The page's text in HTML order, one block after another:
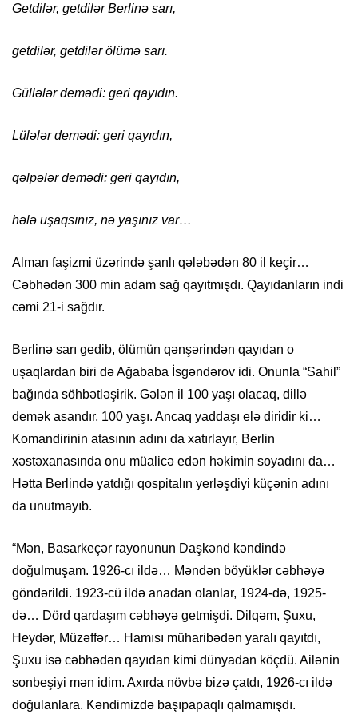
Getdilər, getdilər Berlinə sarı,
getdilər, getdilər ölümə sarı.
Güllələr demədi: geri qayıdın.
Lülələr demədi: geri qayıdın,
qəlpələr demədi: geri qayıdın,
hələ uşaqsınız, nə yaşınız var…
Alman faşizmi üzərində şanlı qələbədən 80 il keçir…
Cəbhədən 300 min adam sağ qayıtmışdı. Qayıdanların indi
cəmi 21-i sağdır.
Berlinə sarı gedib, ölümün qənşərindən qayıdan o
uşaqlardan biri də Ağababa İsgəndərov idi. Onunla “Sahil”
bağında söhbətləşirik. Gələn il 100 yaşı olacaq, dillə
demək asandır, 100 yaşı. Ancaq yaddaşı elə diridir ki…
Komandirinin atasının adını da xatırlayır, Berlin
xəstəxanasında onu müalicə edən həkimin soyadını da…
Hətta Berlində yatdığı qospitalın yerləşdiyi küçənin adını
da unutmayıb.
“Mən, Basarkeçər rayonunun Daşkənd kəndində
doğulmuşam. 1926-cı ildə… Məndən böyüklər cəbhəyə
göndərildi. 1923-cü ildə anadan olanlar, 1924-də, 1925-
də… Dörd qardaşım cəbhəyə getmişdi. Dilqəm, Şuxu,
Heydər, Müzəffər… Hamısı müharibədən yaralı qayıtdı,
Şuxu isə cəbhədən qayıdan kimi dünyadan köçdü. Ailənin
sonbeşiyi mən idim. Axırda növbə bizə çatdı, 1926-cı ildə
doğulanlara. Kəndimizdə başıpapaqlı qalmamışdı.